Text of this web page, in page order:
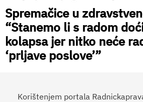
Spremačice u
“Stanemo li s radom
kolapsa jer nitko neće
‘prljave poslove’”
Korištenjem portala